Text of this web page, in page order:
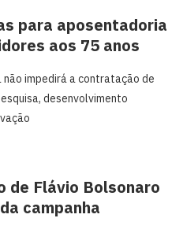
para aposentadoria
aos 75 anos
impedirá a contratação de
desenvolvimento
de Flávio Bolsonaro
campanha